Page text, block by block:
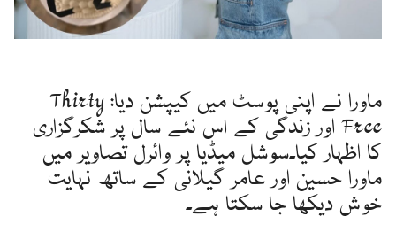
ماورا نے اپنی پوسٹ میں کیپشن دیا: Thirty
Free اور زندگی کے اس نئے سال پر شکرگزاری
کا اظہار کیا۔سوشل میڈیا پر وائرل تصاویر میں
ماورا حسین اور عامر گیلانی کے ساتھ نہایت
خوش دیکھا جا سکتا ہے۔